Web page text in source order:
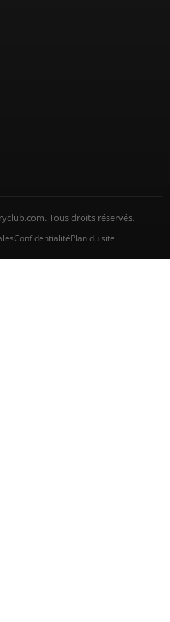
Tous droits réservés.
ConfidentialitéPlan du site